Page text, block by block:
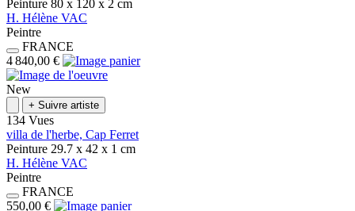
Peinture 80 x 120 x 2 cm
H. Hélène VAC
Peintre
FRANCE
4 840,00 €
New
+ Suivre artiste
134 Vues
villa de l'herbe, Cap Ferret
Peinture 29.7 x 42 x 1 cm
H. Hélène VAC
Peintre
FRANCE
550,00 €